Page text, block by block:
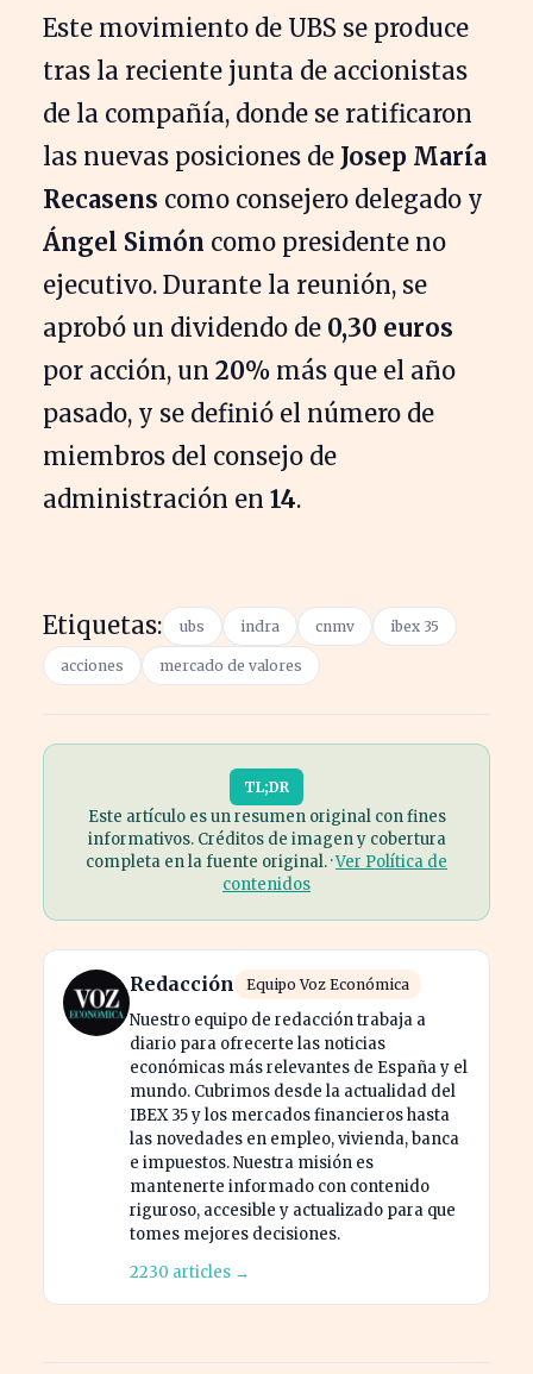
Este movimiento de UBS se produce
tras la reciente junta de accionistas
de la compañía, donde se ratificaron
las nuevas posiciones de Josep María
Recasens como consejero delegado y
Ángel Simón como presidente no
ejecutivo. Durante la reunión, se
aprobó un dividendo de 0,30 euros
por acción, un 20% más que el año
pasado, y se definió el número de
miembros del consejo de
administración en 14.
Etiquetas: ubs indra cnmv ibex 35
acciones mercado de valores
TL;DR
Este artículo es un resumen original con fines
informativos. Créditos de imagen y cobertura
completa en la fuente original. ·Ver Política de
contenidos
Redacción Equipo Voz Económica
Nuestro equipo de redacción trabaja a
diario para ofrecerte las noticias
económicas más relevantes de España y el
mundo. Cubrimos desde la actualidad del
IBEX 35 y los mercados financieros hasta
las novedades en empleo, vivienda, banca
e impuestos. Nuestra misión es
mantenerte informado con contenido
riguroso, accesible y actualizado para que
tomes mejores decisiones.
2230 articles →